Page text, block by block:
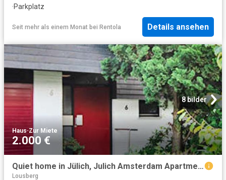
·Parkplatz
Seit mehr als einem Monat bei Rentola Details ansehen
8 bilder
Haus·Zur Miete
2.000 €
Quiet home in Jülich, Julich Amsterdam Apartments for Rent
Lousberg